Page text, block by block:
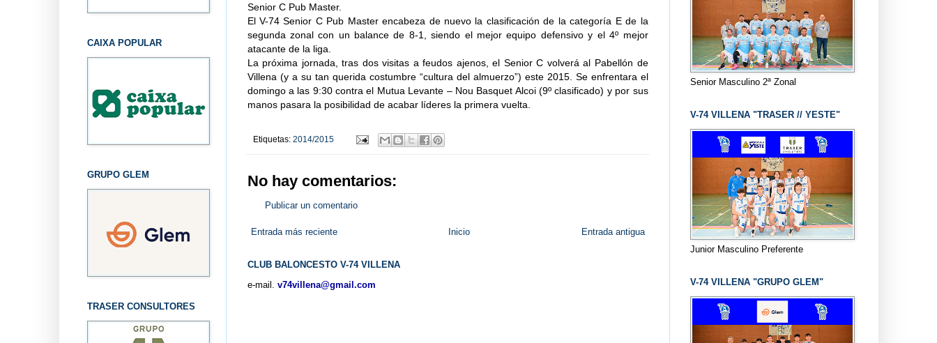
Senior C Pub Master.
El V-74 Senior C Pub Master encabeza de nuevo la clasificación de la categoría E de la
segunda zonal con un balance de 8-1, siendo el mejor equipo defensivo y el 4º mejor
atacante de la liga.
La próxima jornada, tras dos visitas a feudos ajenos, el Senior C volverá al Pabellón de
Villena (y a su tan querida costumbre “cultura del almuerzo”) este 2015. Se enfrentara el
domingo a las 9:30 contra el Mutua Levante – Nou Basquet Alcoi (9º clasificado) y por sus
manos pasara la posibilidad de acabar líderes la primera vuelta.
Etiquetas: 2014/2015
No hay comentarios:
Publicar un comentario
Entrada más reciente Entrada antigua
Inicio
CLUB BALONCESTO V-74 VILLENA
e-mail. v74villena@gmail.com
CAIXA POPULAR
GRUPO GLEM
TRASER CONSULTORES
Senior Masculino 2ª Zonal
V-74 VILLENA "TRASER // YESTE"
Junior Masculino Preferente
V-74 VILLENA "GRUPO GLEM"